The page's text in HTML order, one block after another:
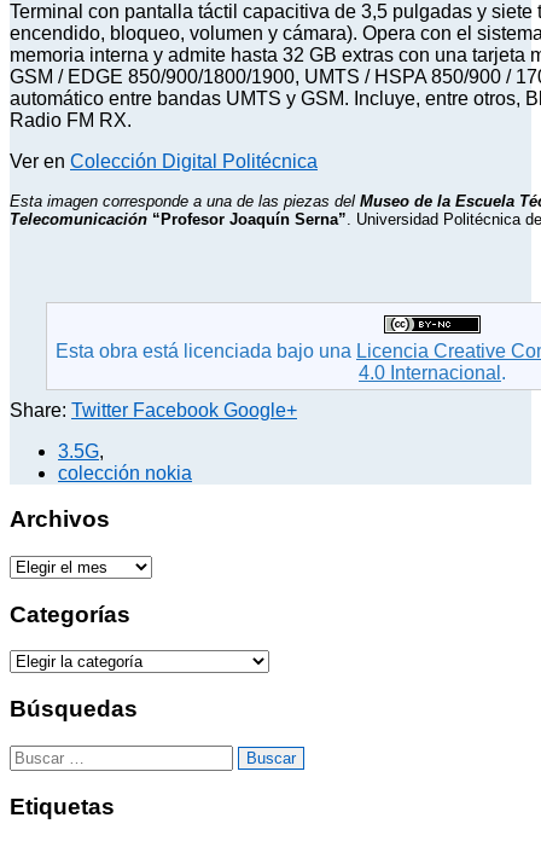
Terminal con pantalla táctil capacitiva de 3,5 pulgadas y
encendido, bloqueo, volumen y cámara). Opera con el
memoria interna y admite hasta 32 GB extras con una tarjeta
GSM / EDGE 850/900/1800/1900, UMTS / HSPA 850/900 /
automático entre bandas UMTS y GSM. Incluye, entre otros,
Radio FM RX.
Ver en Colección Digital Politécnica
Esta imagen corresponde a una de las piezas del Museo de la Escuela
Telecomunicación “Profesor Joaquín Serna”. Universidad Politécnica
Esta obra está licenciada bajo una Licencia Creative
4.0 Internacional .
Share: Twitter Facebook Google+
3.5G,
colección nokia
Archivos
A
c
i
v
s
Categorías
C
t
g
o
í
Búsquedas
B
u
s
c
Etiquetas